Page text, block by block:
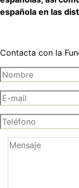
española en las
Contacta con la